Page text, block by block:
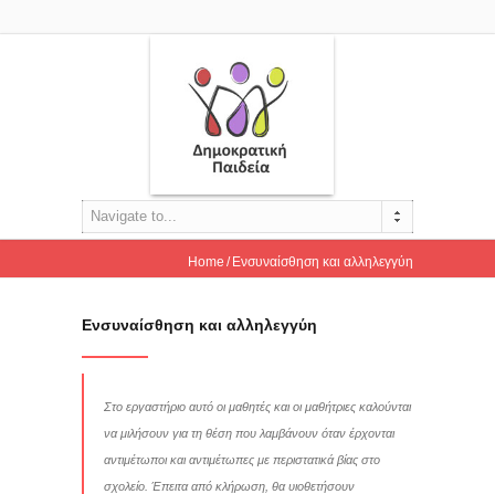
Navigate to...
Home Ενσυναίσθηση και αλληλεγγύη
Ενσυναίσθηση και αλληλεγγύη
Στο εργαστήριο αυτό οι μαθητές και οι μαθήτριες καλούνται
να μιλήσουν για τη θέση που λαμβάνουν όταν έρχονται
αντιμέτωποι και αντιμέτωπες με περιστατικά βίας στο
σχολείο. Έπειτα από κλήρωση, θα υιοθετήσουν